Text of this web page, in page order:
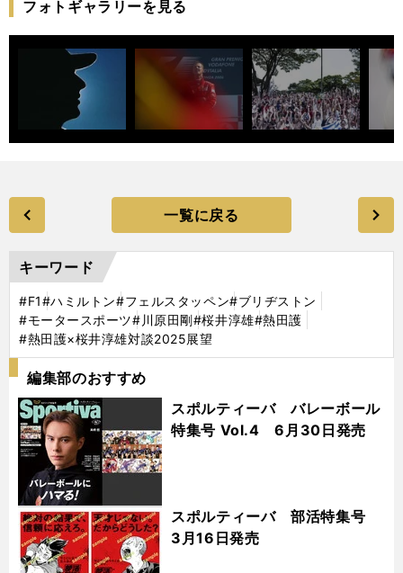
フォトギャラリーを見る
一覧に戻る
キーワード
#F1#ハミルトン#フェルスタッペン#ブリヂストン
#モータースポーツ#川原田剛#桜井淳雄#熱田護
#熱田護×桜井淳雄対談2025展望
編集部のおすすめ
スポルティーバ バレーボール
特集号 Vol.4 6月30日発売
スポルティーバ 部活特集号
3月16日発売